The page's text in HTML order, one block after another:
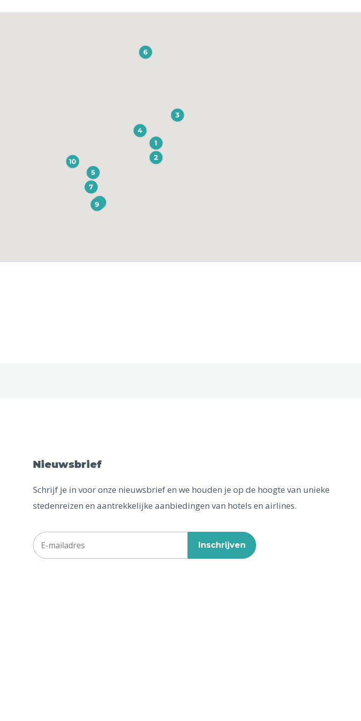
Nieuwsbrief
Schrijf je in voor onze nieuwsbrief en we houden je op de hoogte van unieke
stedenreizen en aantrekkelijke aanbiedingen van hotels en airlines.
Inschrijven